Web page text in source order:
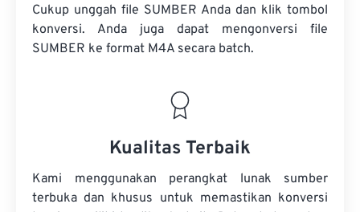
Cukup unggah file SUMBER Anda dan klik tombol
konversi. Anda juga dapat mengonversi file
SUMBER ke format M4A secara batch.
Kualitas Terbaik
Kami menggunakan perangkat lunak sumber
terbuka dan khusus untuk memastikan konversi